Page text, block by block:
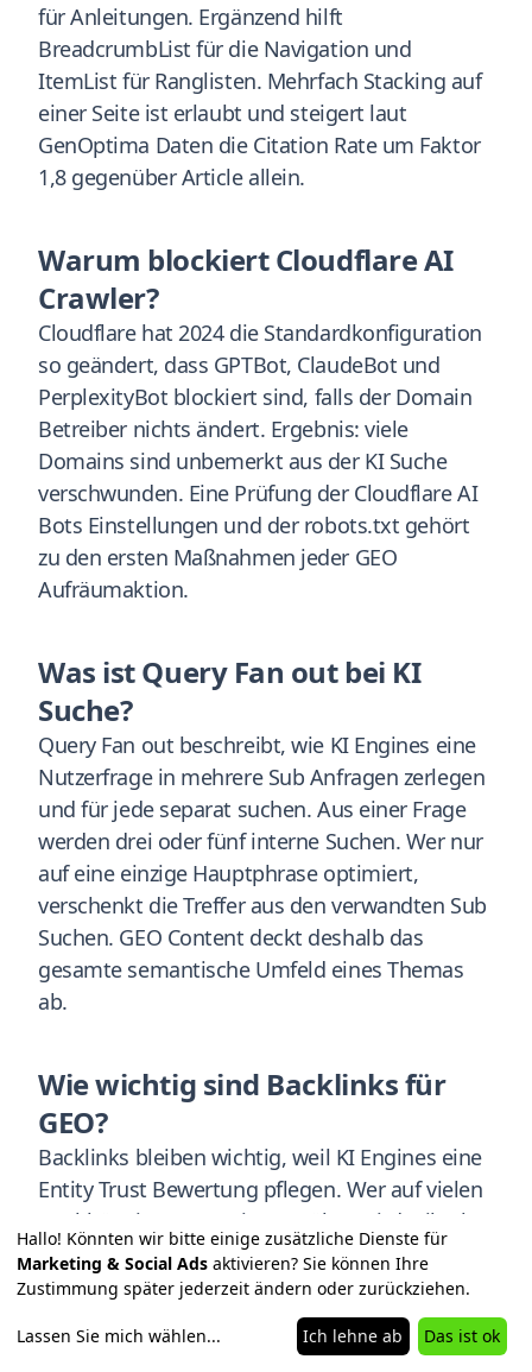
für Anleitungen. Ergänzend hilft
BreadcrumbList für die Navigation und
ItemList für Ranglisten. Mehrfach Stacking auf
einer Seite ist erlaubt und steigert laut
GenOptima Daten die Citation Rate um Faktor
1,8 gegenüber Article allein.
Warum blockiert Cloudflare AI
Crawler?
Cloudflare hat 2024 die Standardkonfiguration
so geändert, dass GPTBot, ClaudeBot und
PerplexityBot blockiert sind, falls der Domain
Betreiber nichts ändert. Ergebnis: viele
Domains sind unbemerkt aus der KI Suche
verschwunden. Eine Prüfung der Cloudflare AI
Bots Einstellungen und der robots.txt gehört
zu den ersten Maßnahmen jeder GEO
Aufräumaktion.
Was ist Query Fan out bei KI
Suche?
Query Fan out beschreibt, wie KI Engines eine
Nutzerfrage in mehrere Sub Anfragen zerlegen
und für jede separat suchen. Aus einer Frage
werden drei oder fünf interne Suchen. Wer nur
auf eine einzige Hauptphrase optimiert,
verschenkt die Treffer aus den verwandten Sub
Suchen. GEO Content deckt deshalb das
gesamte semantische Umfeld eines Themas
ab.
Wie wichtig sind Backlinks für
GEO?
Backlinks bleiben wichtig, weil KI Engines eine
Entity Trust Bewertung pflegen. Wer auf vielen
unabhängigen Domains erwähnt wird, gilt als
autoritativ. Reine Eigen Werbung auf der
eigenen Seite reicht nicht. Pressemeldungen,
Branchenverzeichnisse, Gastartikel und echte
Earned Media bauen die Autorität auf, die
Hallo! Könnten wir bitte einige zusätzliche Dienste für
Marketing & Social Ads aktivieren? Sie können Ihre
Zustimmung später jederzeit ändern oder zurückziehen.
Lassen Sie mich wählen... Ich lehne ab Das ist ok